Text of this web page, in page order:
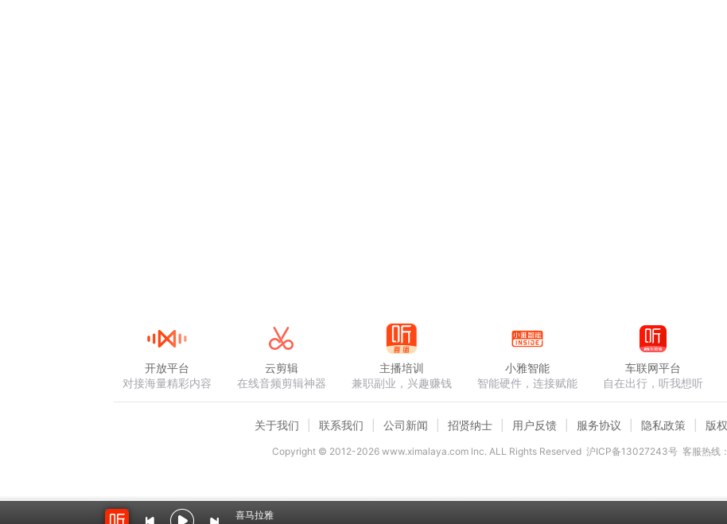
喜马拉雅
开放平台
对接海量精彩内容
云剪辑
在线音频剪辑神器
主播培训
兼职副业，兴趣赚钱
小雅智能
智能硬件，连接赋能
车联网平台
自在出行，听我想听
关于我们 联系我们 公司新闻 招贤纳士 用户反馈 服务协议 隐私政策 版
Copyright © 2012-2026www.ximalaya.com lnc. ALL Rights Reserved 沪ICP备13027243号 客服热线